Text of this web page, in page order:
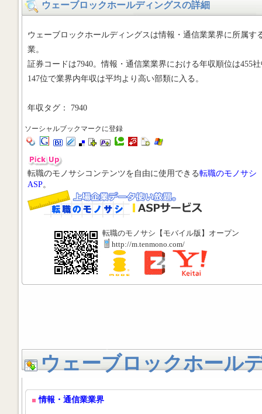
ウェーブロックホールディングスの詳細
ウェーブロックホールディングスは情報・通信業業界に所属す
業。
証券コードは7940。情報・通信業業界における年収順位は455
147位で業界内年収は平均より高い部類に入る。
年収タグ： 7940
ソーシャルブックマークに登録
転職のモノサシコンテンツを自由に使用できる転職のモノサシ
ASP。
転職のモノサシ【モバイル版】オープン
http://m.tenmono.com/
ウェーブロックホール
情報・通信業業界